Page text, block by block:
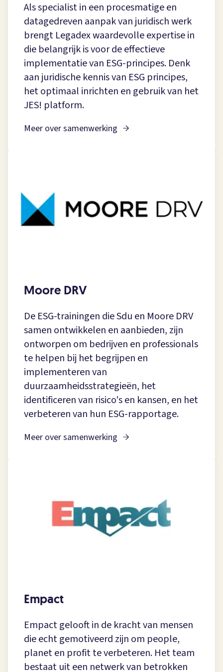
Als specialist in een procesmatige en
datagedreven aanpak van juridisch werk
brengt Legadex waardevolle expertise in
die belangrijk is voor de effectieve
implementatie van ESG-principes. Denk
aan juridische kennis van ESG principes,
het optimaal inrichten en gebruik van het
JES! platform.
Meer over samenwerking
Moore DRV
De ESG-trainingen die Sdu en Moore DRV
samen ontwikkelen en aanbieden, zijn
ontworpen om bedrijven en professionals
te helpen bij het begrijpen en
implementeren van
duurzaamheidsstrategieën, het
identificeren van risico's en kansen, en het
verbeteren van hun ESG-rapportage.
Meer over samenwerking
Empact
Empact gelooft in de kracht van mensen
die echt gemotiveerd zijn om people,
planet en profit te verbeteren. Het team
bestaat uit een netwerk van betrokken